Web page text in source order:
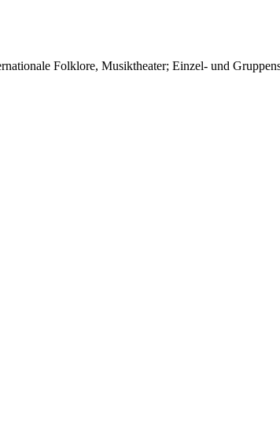
Folklore, Musiktheater; Einzel- und